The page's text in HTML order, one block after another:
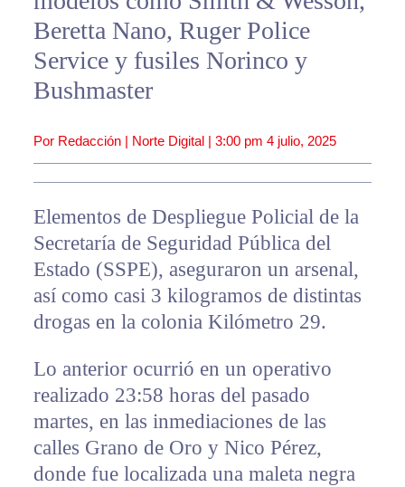
Beretta Nano, Ruger Police
Service y fusiles Norinco y
Bushmaster
Por Redacción | Norte Digital | 3:00 pm 4 julio, 2025
Elementos de Despliegue Policial de la
Secretaría de Seguridad Pública del
Estado (SSPE), aseguraron un arsenal,
así como casi 3 kilogramos de distintas
drogas en la colonia Kilómetro 29.
Lo anterior ocurrió en un operativo
realizado 23:58 horas del pasado
martes, en las inmediaciones de las
calles Grano de Oro y Nico Pérez,
donde fue localizada una maleta negra